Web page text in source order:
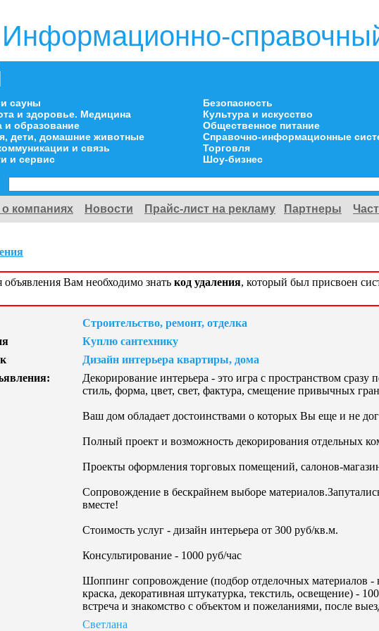
Информационно-
сауны
и здоровье. Медицина
и образование
дети, домашние животные
и связь
и сервис
Безопасность
Культура и искусство
Общественное питание
Справочно-информационные
Торговля
Шоу-бизнес
компаниях Новости Прайс-лист на рекламу Партнеры
объявления Вам необходимо знать код удаления, который был присвоен
Строительство, ремонт, отделка
Куплю сантехнику
Дизайн интерьера квартиры, дома
Декорирование интерьера - это игра с пространством сразу
стиль, форма, цвет, свет, фактура, смещение привычных
Ваш дом обладает достоинствами о которых Вы еще и не
Полный проект и возможность декорирования отдельных
Проекты оформления торговых помещений, салонов-
Сопровождение в бескрайнем выборе
вместе!
Стоимость услуг - дизайн интерьера от 300 руб/кв.м.
Консультирование - 1000 руб/час
Шоппинг сопровождение (подбор отделочных материалов -
краска, декоративная штукатурка, текстиль, освещение) -
встреча и знакомство с объектом и пожеланиями, после
Светлана